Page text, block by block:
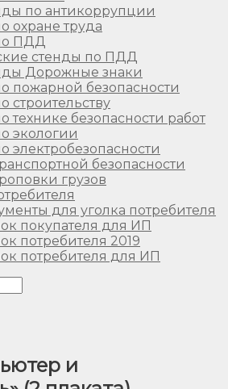
по антикоррупции
охране труда
ПДД
стенды по ПДД
Дорожные знаки
пожарной безопасности
строительству
технике безопасности работ
экологии
электробезопасности
безопасности
грузов
для уголка потребителя
покупателя для ИП
потребителя 2019
потребителя для ИП
и